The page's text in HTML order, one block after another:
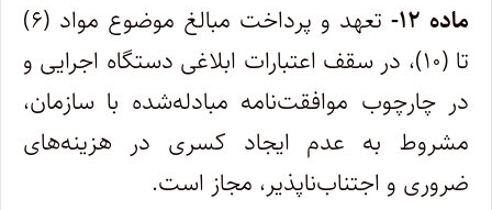
ماده ۱۲-
تعهد و پرداخت مبالغ موضوع مواد (۶)
تا (۱۰)، در سقف اعتبارات ابلاغی دستگاه اجرایی و
در چارچوب موافقت‌نامه مبادله‌شده با سازمان،
مشروط به عدم ایجاد کسری در هزینه‌های
ضروری و اجتناب‌ناپذیر، مجاز است.